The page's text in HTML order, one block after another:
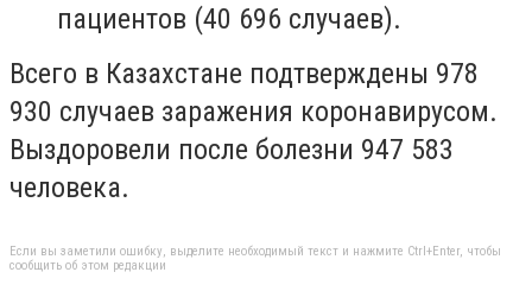
пациентов (40 696 случаев).
Всего в Казахстане подтверждены 978
930 случаев заражения коронавирусом.
Выздоровели после болезни 947 583
человека.
Если вы заметили ошибку, выделите необходимый текст и нажмите Ctrl+Enter, чтобы
сообщить об этом редакции